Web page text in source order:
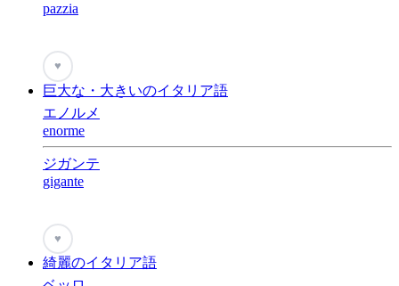
pazzia
♥
巨大な・大きいのイタリア語
エノルメ
enorme
ジガンテ
gigante
♥
綺麗のイタリア語